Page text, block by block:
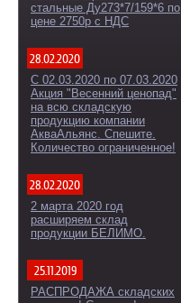
стальные Ду273*7/159*6 по
цене 2750р с НДС
28.02.2020
С 02.03.2020 по 07.03.2020
Акция "Весенний ценопад"
на всю складскую
продукцию компании
АкваАльянс. Спешите.
Количество ограниченное!
28.02.2020
2 марта 2020 год
расширяем склад
продукции БЕЛИМО.
25.11.2019
РАСПРОДАЖА складских